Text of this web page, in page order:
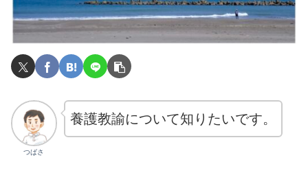
つばさ
養護教諭について知りたいです。